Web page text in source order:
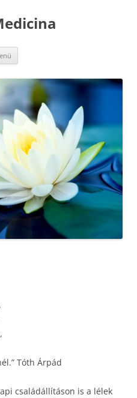
Tóth Árpád
családállításon is a lélek